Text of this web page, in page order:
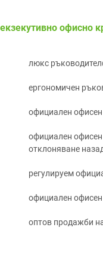
екзекутивно офисно
люкс
ергономичен
официален
официален
отклоняване
регулируем
официален
оптов продажби